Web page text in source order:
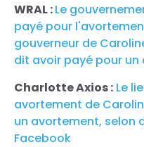
WRAL :Le
payé pour
gouverneur de
dit avoir payé pour un
Charlotte Axios : Le
avortement de
un avortement, selon
Facebook